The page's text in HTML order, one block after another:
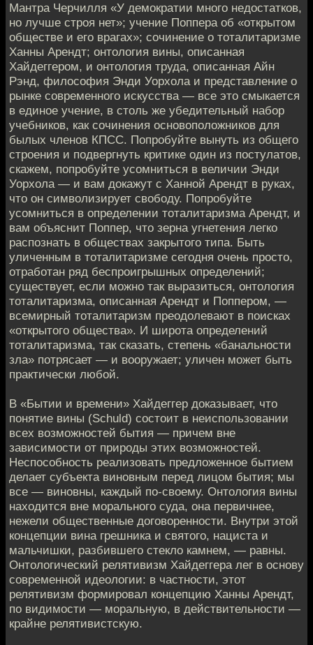
Мантра Черчилля «У демократии много недостатков,
но лучше строя нет»; учение Поппера об «открытом
обществе и его врагах»; сочинение о тоталитаризме
Ханны Арендт; онтология вины, описанная
Хайдеггером, и онтология труда, описанная Айн
Рэнд, философия Энди Уорхола и представление о
рынке современного искусства — все это смыкается
в единое учение, в столь же убедительный набор
учебников, как сочинения основоположников для
былых членов КПСС. Попробуйте вынуть из общего
строения и подвергнуть критике один из постулатов,
скажем, попробуйте усомниться в величии Энди
Уорхола — и вам докажут с Ханной Арендт в руках,
что он символизирует свободу. Попробуйте
усомниться в определении тоталитаризма Арендт, и
вам объяснит Поппер, что зерна угнетения легко
распознать в обществах закрытого типа. Быть
уличенным в тоталитаризме сегодня очень просто,
отработан ряд беспроигрышных определений;
существует, если можно так выразиться, онтология
тоталитаризма, описанная Арендт и Поппером, —
всемирный тоталитаризм преодолевают в поисках
«открытого общества». И широта определений
тоталитаризма, так сказать, степень «банальности
зла» потрясает — и вооружает; уличен может быть
практически любой.
В «Бытии и времени» Хайдеггер доказывает, что
понятие вины (Sсhuld) состоит в неиспользовании
всех возможностей бытия — причем вне
зависимости от природы этих возможностей.
Неспособность реализовать предложенное бытием
делает субъекта виновным перед лицом бытия; мы
все — виновны, каждый по-своему. Онтология вины
находится вне морального суда, она первичнее,
нежели общественные договоренности. Внутри этой
концепции вина грешника и святого, нациста и
мальчишки, разбившего стекло камнем, — равны.
Онтологический релятивизм Хайдеггера лег в основу
современной идеологии: в частности, этот
релятивизм формировал концепцию Ханны Арендт,
по видимости — моральную, в действительности —
крайне релятивистскую.